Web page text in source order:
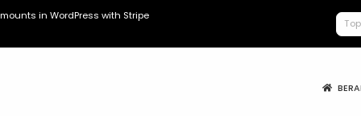
in WordPress with Stripe Kopdes